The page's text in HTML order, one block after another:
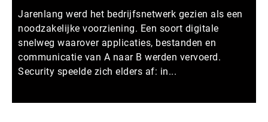
Jarenlang werd het bedrijfsnetwerk gezien als een
noodzakelijke voorziening. Een soort digitale
snelweg waarover applicaties, bestanden en
communicatie van A naar B werden vervoerd.
Security speelde zich elders af: in...